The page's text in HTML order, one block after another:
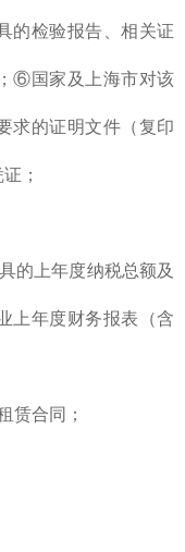
的检验报告、相关证
⑥国家及上海市对该
求的证明文件（复印
；
的上年度纳税总额及
上年度财务报表（含
赁合同；